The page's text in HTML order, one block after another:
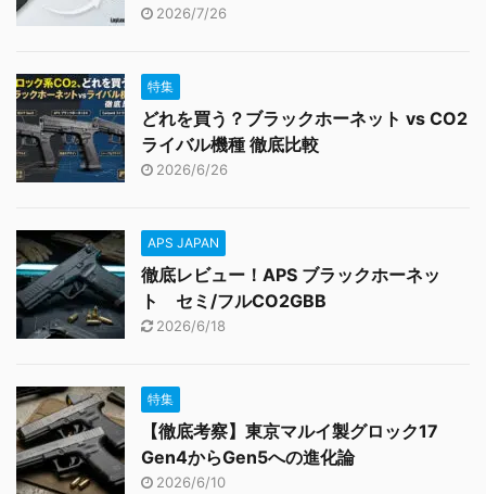
2026/7/26
特集
どれを買う？ブラックホーネット vs CO2
ライバル機種 徹底比較
2026/6/26
APS JAPAN
徹底レビュー！APS ブラックホーネッ
ト セミ/フルCO2GBB
2026/6/18
特集
【徹底考察】東京マルイ製グロック17
Gen4からGen5への進化論
2026/6/10